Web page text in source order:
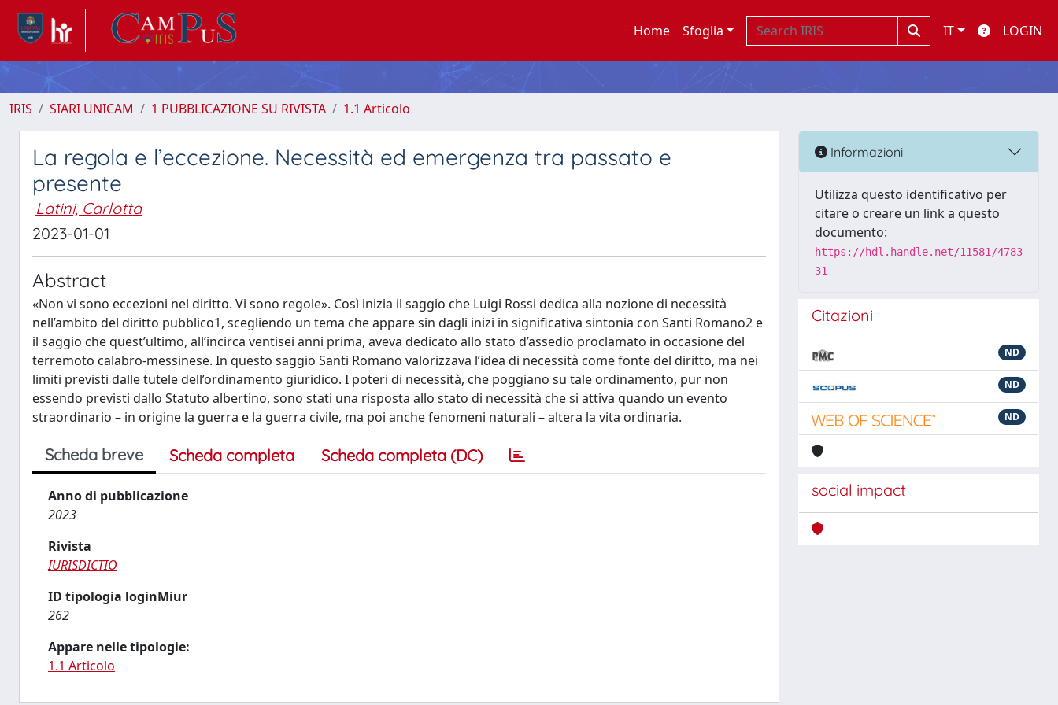
Home Sfoglia IT LOGIN
IRIS SIARI UNICAM 1 PUBBLICAZIONE SU RIVISTA 1.1 Articolo
La regola e l’eccezione. Necessità ed emergenza tra passato e
presente
Latini, Carlotta
2023-01-01
Abstract
«Non vi sono eccezioni nel diritto. Vi sono regole». Così inizia il saggio che Luigi Rossi dedica alla nozione di necessità
nell’ambito del diritto pubblico1, scegliendo un tema che appare sin dagli inizi in significativa sintonia con Santi Romano2 e
il saggio che quest’ultimo, all’incirca ventisei anni prima, aveva dedicato allo stato d’assedio proclamato in occasione del
terremoto calabro-messinese. In questo saggio Santi Romano valorizzava l’idea di necessità come fonte del diritto, ma nei
limiti previsti dalle tutele dell’ordinamento giuridico. I poteri di necessità, che poggiano su tale ordinamento, pur non
essendo previsti dallo Statuto albertino, sono stati una risposta allo stato di necessità che si attiva quando un evento
straordinario – in origine la guerra e la guerra civile, ma poi anche fenomeni naturali – altera la vita ordinaria.
Scheda breve Scheda completa Scheda completa (DC)
Anno di pubblicazione
2023
Rivista
IURISDICTIO
ID tipologia loginMiur
262
Appare nelle tipologie:
1.1 Articolo
Informazioni
Utilizza questo identificativo per
citare o creare un link a questo
documento:
https://hdl.handle.net/11581/4783
31
Citazioni
ND
ND
ND
social impact